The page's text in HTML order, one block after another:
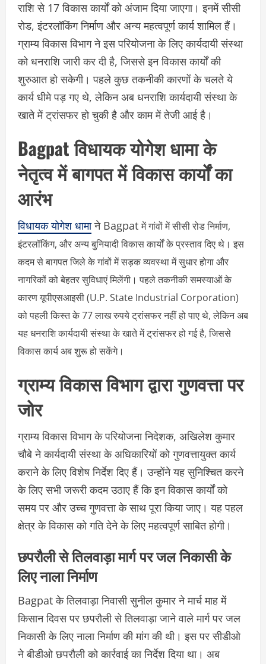
राशि से 17 विकास कार्यों को अंजाम दिया जाएगा। इनमें सीसी
रोड, इंटरलॉकिंग निर्माण और अन्य महत्वपूर्ण कार्य शामिल हैं।
ग्राम्य विकास विभाग ने इस परियोजना के लिए कार्यदायी संस्था
को धनराशि जारी कर दी है, जिससे इन विकास कार्यों की
शुरुआत हो सकेगी। पहले कुछ तकनीकी कारणों के चलते ये
कार्य धीमे पड़ गए थे, लेकिन अब धनराशि कार्यदायी संस्था के
खाते में ट्रांसफर हो चुकी है और काम में तेजी आई है।
Bagpat विधायक योगेश धामा के
नेतृत्व में बागपत में विकास कार्यों का
आरंभ
विधायक योगेश धामाने Bagpatमें गांवों में सीसी रोड निर्माण,
इंटरलॉकिंग, और अन्य बुनियादी विकास कार्यों के प्रस्ताव दिए थे। इस
कदम से बागपत जिले के गांवों में सड़क व्यवस्था में सुधार होगा और
नागरिकों को बेहतर सुविधाएं मिलेंगी। पहले तकनीकी समस्याओं के
कारण यूपीएसआइसी (U.P. State Industrial Corporation)
को पहली किस्त के 77 लाख रुपये ट्रांसफर नहीं हो पाए थे, लेकिन अब
यह धनराशि कार्यदायी संस्था के खाते में ट्रांसफर हो गई है, जिससे
विकास कार्य अब शुरू हो सकेंगे।
ग्राम्य विकास विभाग द्वारा गुणवत्ता पर
जोर
ग्राम्य विकास विभाग के परियोजना निदेशक, अखिलेश कुमार
चौबे ने कार्यदायी संस्था के अधिकारियों को गुणवत्तायुक्त कार्य
कराने के लिए विशेष निर्देश दिए हैं। उन्होंने यह सुनिश्चित करने
के लिए सभी जरूरी कदम उठाए हैं कि इन विकास कार्यों को
समय पर और उच्च गुणवत्ता के साथ पूरा किया जाए। यह पहल
क्षेत्र के विकास को गति देने के लिए महत्वपूर्ण साबित होगी।
छपरौली से तिलवाड़ा मार्ग पर जल निकासी के
लिए नाला निर्माण
Bagpat के तिलवाड़ा निवासी सुनील कुमार ने मार्च माह में
किसान दिवस पर छपरौली से तिलवाड़ा जाने वाले मार्ग पर जल
निकासी के लिए नाला निर्माण की मांग की थी। इस पर सीडीओ
ने बीडीओ छपरौली को कार्रवाई का निर्देश दिया था। अब